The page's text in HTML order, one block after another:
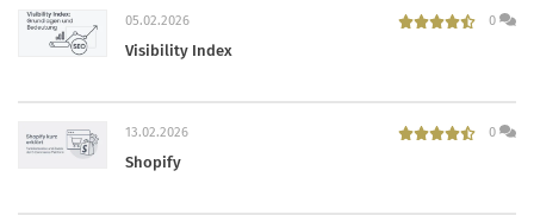
05.02.2026 0
Visibility Index
13.02.2026 0
Shopify